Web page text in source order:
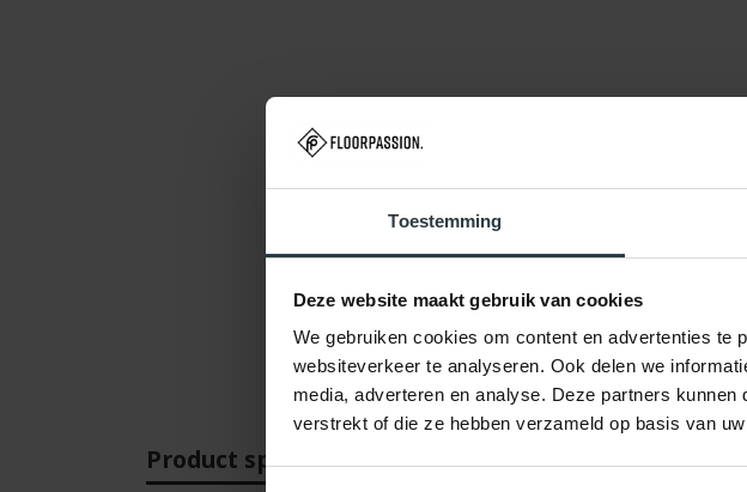
Toestemming
Deze website maakt gebruik van cookies
We gebruiken cookies om content en advertenties te
websiteverkeer te analyseren. Ook delen we
media, adverteren en analyse. Deze partners
verstrekt of die ze hebben verzameld op basis van
Product specificaties Beoordelingen